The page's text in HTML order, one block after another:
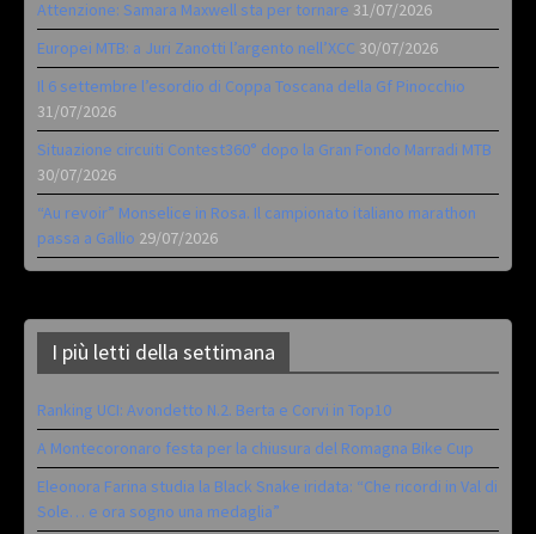
Attenzione: Samara Maxwell sta per tornare 31/07/2026
Europei MTB: a Juri Zanotti l’argento nell’XCC 30/07/2026
Il 6 settembre l’esordio di Coppa Toscana della Gf Pinocchio
31/07/2026
Situazione circuiti Contest360° dopo la Gran Fondo Marradi MTB
30/07/2026
“Au revoir” Monselice in Rosa. Il campionato italiano marathon
passa a Gallio 29/07/2026
I più letti della settimana
Ranking UCI: Avondetto N.2. Berta e Corvi in Top10
A Montecoronaro festa per la chiusura del Romagna Bike Cup
Eleonora Farina studia la Black Snake iridata: “Che ricordi in Val di
Sole… e ora sogno una medaglia”